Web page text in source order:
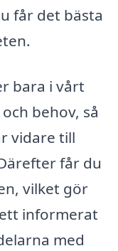
får det bästa
bara i vårt
behov, så
vidare till
får du
vilket gör
informerat
med